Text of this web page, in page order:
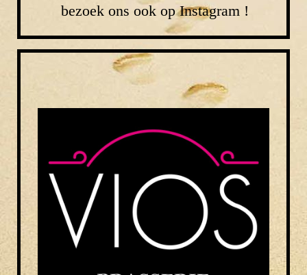
bezoek ons ook op Instagram !